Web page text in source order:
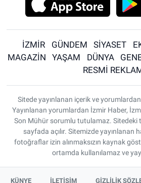
İZMİR GÜNDEM SİYASET
MAGAZİN
YAŞAM DÜNYA
RESMİ
Sitede yayınlanan içerik ve
Yayınlanan yorumlardan İzmir Haber,
Son Mühür sorumlu tutulamaz. Sitedeki
sayfada açılır. Sitemizde yayınlanan
fotoğraflar izin alınmaksızın kaynak
ortamda kullanılamaz ve
KÜNYE İLETİŞİM GİZLİLİK